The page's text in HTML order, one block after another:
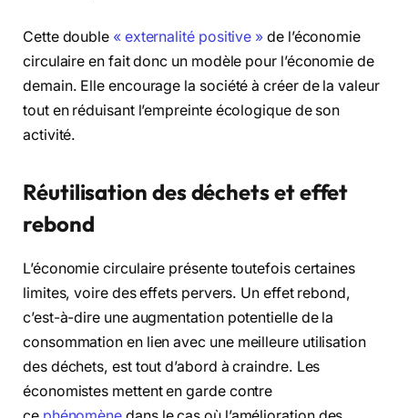
Cette double « externalité positive » de l’économie
circulaire en fait donc un modèle pour l’économie de
demain. Elle encourage la société à créer de la valeur
tout en réduisant l’empreinte écologique de son
activité.
Réutilisation des déchets et effet
rebond
L’économie circulaire présente toutefois certaines
limites, voire des effets pervers. Un effet rebond,
c’est-à-dire une augmentation potentielle de la
consommation en lien avec une meilleure utilisation
des déchets, est tout d’abord à craindre. Les
économistes mettent en garde contre